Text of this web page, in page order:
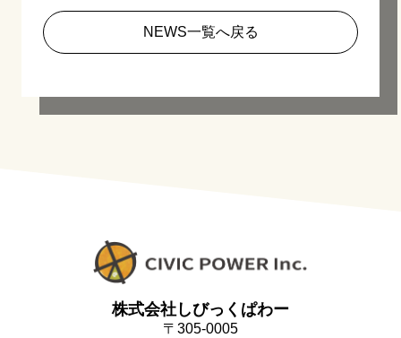
NEWS一覧へ戻る
株式会社しびっくぱわー
〒305-0005